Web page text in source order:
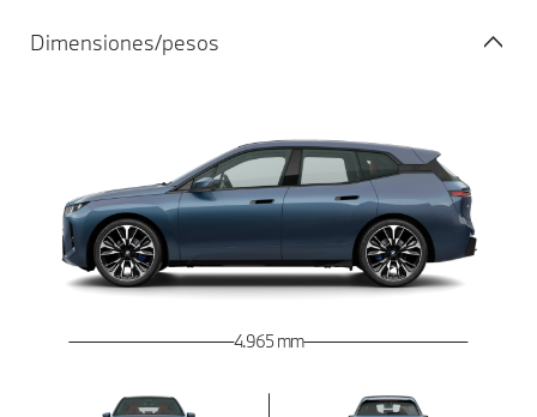
Dimensiones/pesos
4.965 mm